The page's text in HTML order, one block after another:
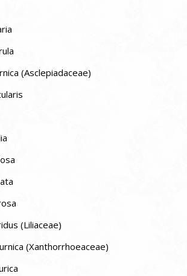
(Asclepiadaceae)
(Liliaceae)
(Xanthorrhoeaceae)